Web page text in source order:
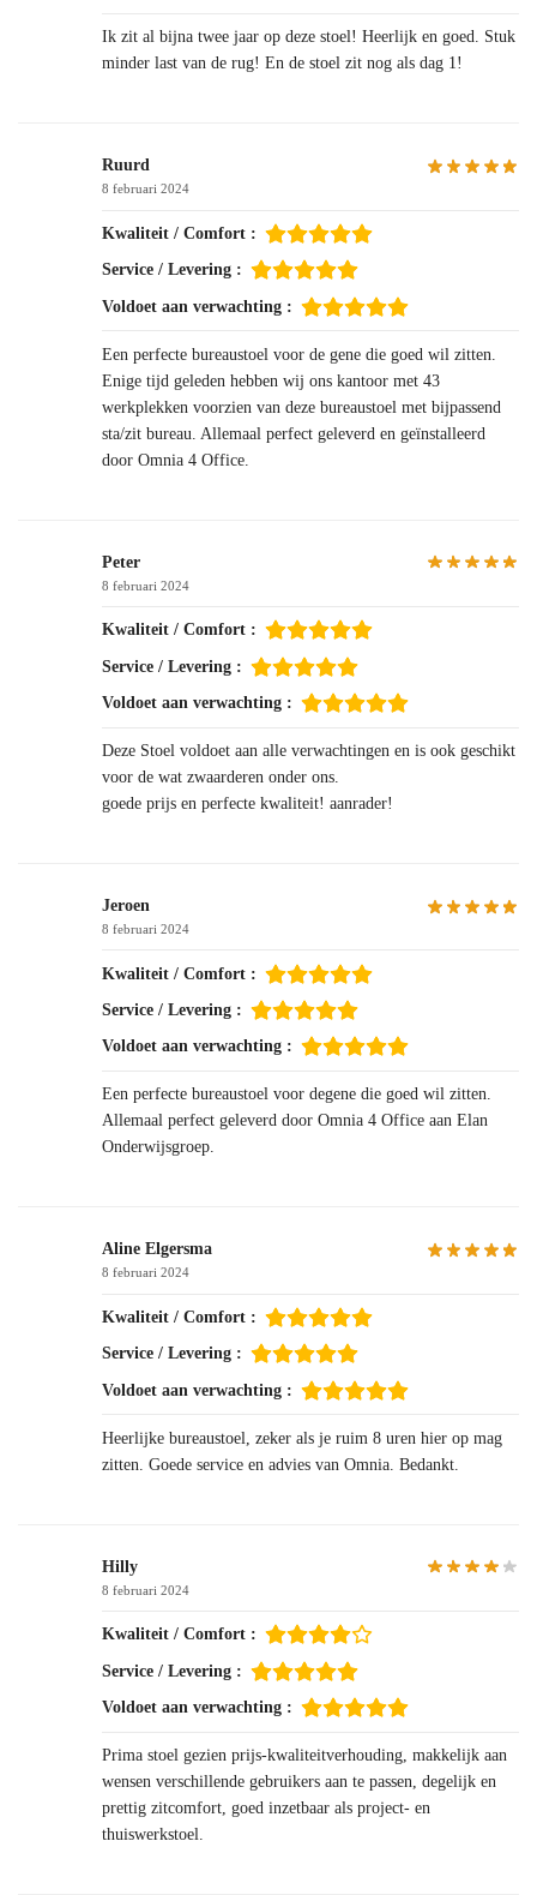
Ik zit al bijna twee jaar op deze stoel! Heerlijk en goed. Stuk
minder last van de rug! En de stoel zit nog als dag 1!
Ruurd
8 februari 2024
Kwaliteit / Comfort :
Service / Levering :
Voldoet aan verwachting :
Een perfecte bureaustoel voor de gene die goed wil zitten.
Enige tijd geleden hebben wij ons kantoor met 43
werkplekken voorzien van deze bureaustoel met bijpassend
sta/zit bureau. Allemaal perfect geleverd en geïnstalleerd
door Omnia 4 Office.
Peter
8 februari 2024
Kwaliteit / Comfort :
Service / Levering :
Voldoet aan verwachting :
Deze Stoel voldoet aan alle verwachtingen en is ook geschikt
voor de wat zwaarderen onder ons.
goede prijs en perfecte kwaliteit! aanrader!
Jeroen
8 februari 2024
Kwaliteit / Comfort :
Service / Levering :
Voldoet aan verwachting :
Een perfecte bureaustoel voor degene die goed wil zitten.
Allemaal perfect geleverd door Omnia 4 Office aan Elan
Onderwijsgroep.
Aline Elgersma
8 februari 2024
Kwaliteit / Comfort :
Service / Levering :
Voldoet aan verwachting :
Heerlijke bureaustoel, zeker als je ruim 8 uren hier op mag
zitten. Goede service en advies van Omnia. Bedankt.
Hilly
8 februari 2024
Kwaliteit / Comfort :
Service / Levering :
Voldoet aan verwachting :
Prima stoel gezien prijs-kwaliteitverhouding, makkelijk aan
wensen verschillende gebruikers aan te passen, degelijk en
prettig zitcomfort, goed inzetbaar als project- en
thuiswerkstoel.